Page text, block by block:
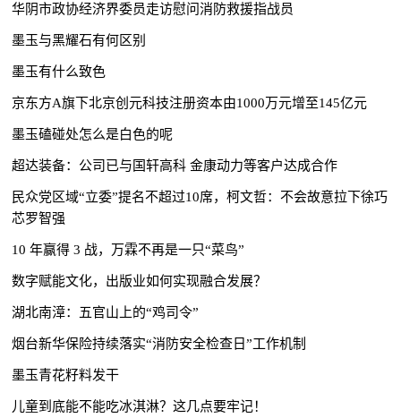
华阴市政协经济界委员走访慰问消防救援指战员
墨玉与黑耀石有何区别
墨玉有什么致色
京东方A旗下北京创元科技注册资本由1000万元增至145亿元
墨玉磕碰处怎么是白色的呢
超达装备：公司已与国轩高科 金康动力等客户达成合作
民众党区域“立委”提名不超过10席，柯文哲：不会故意拉下徐巧
芯罗智强
10 年赢得 3 战，万霖不再是一只“菜鸟”
数字赋能文化，出版业如何实现融合发展？
湖北南漳：五官山上的“鸡司令”
​烟台新华保险持续落实“消防安全检查日”工作机制
墨玉青花籽料发干
儿童到底能不能吃冰淇淋？这几点要牢记！